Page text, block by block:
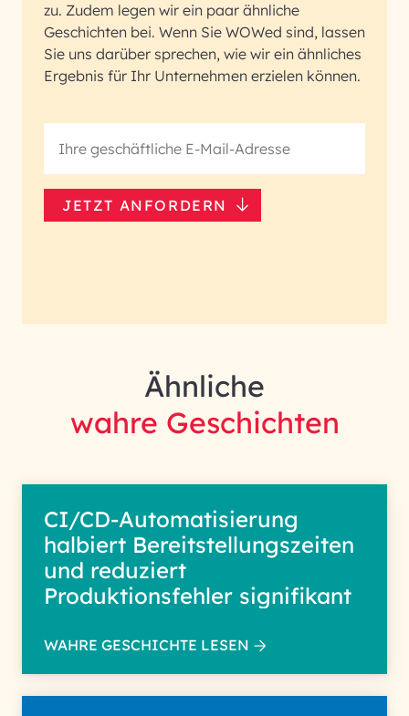
zu. Zudem legen wir ein paar ähnliche
Geschichten bei. Wenn Sie WOWed sind, lassen
Sie uns darüber sprechen, wie wir ein ähnliches
Ergebnis für Ihr Unternehmen erzielen können.
JETZT ANFORDERN
Ähnliche
wahre Geschichten
CI/CD-Automatisierung
halbiert Bereitstellungszeiten
und reduziert
Produktionsfehler signifikant
WAHRE GESCHICHTE LESEN